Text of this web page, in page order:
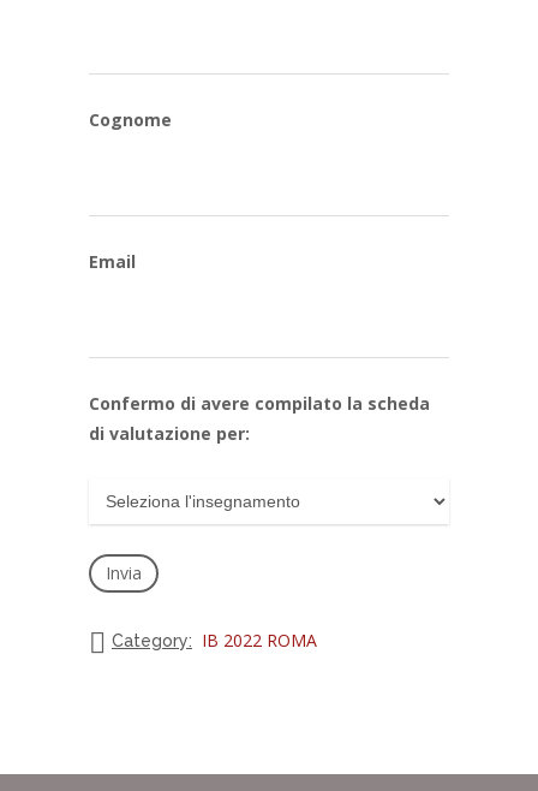
Cognome
Email
Confermo di avere compilato la scheda
di valutazione per:
Category: IB 2022 ROMA